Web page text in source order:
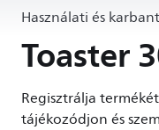
Használati és
Toaster
Regisztrálja
tájékozódjon és